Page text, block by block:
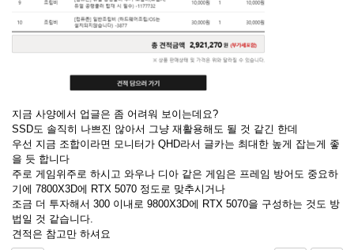
지금 사양에서 업글은 좀 어려워 보이는데요?
SSD도 솔직히 나쁘진 않아서 그냥 재활용해도 될 것 같긴 한데
우선 지금 조합이라면 모니터가 QHD라서 글카는 최대한 높게 잡는게 좋
을 듯 합니다
주로 게임위주로 하시고 와우나 디아 같은 게임은 프레임 방어도 중요하
기에 7800X3D에 RTX 5070 정도로 맞추시거나
조금 더 투자해서 300 이내로 9800X3D에 RTX 5070을 구성하는 것도 방
법일 것 같습니다.
견적은 참고만 하셔요